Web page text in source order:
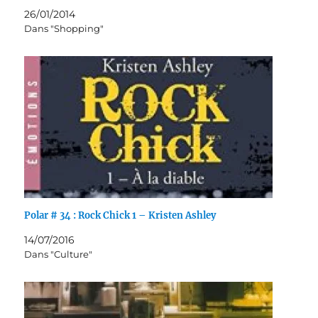
26/01/2014
Dans "Shopping"
Polar # 34 : Rock Chick 1 – Kristen Ashley
14/07/2016
Dans "Culture"